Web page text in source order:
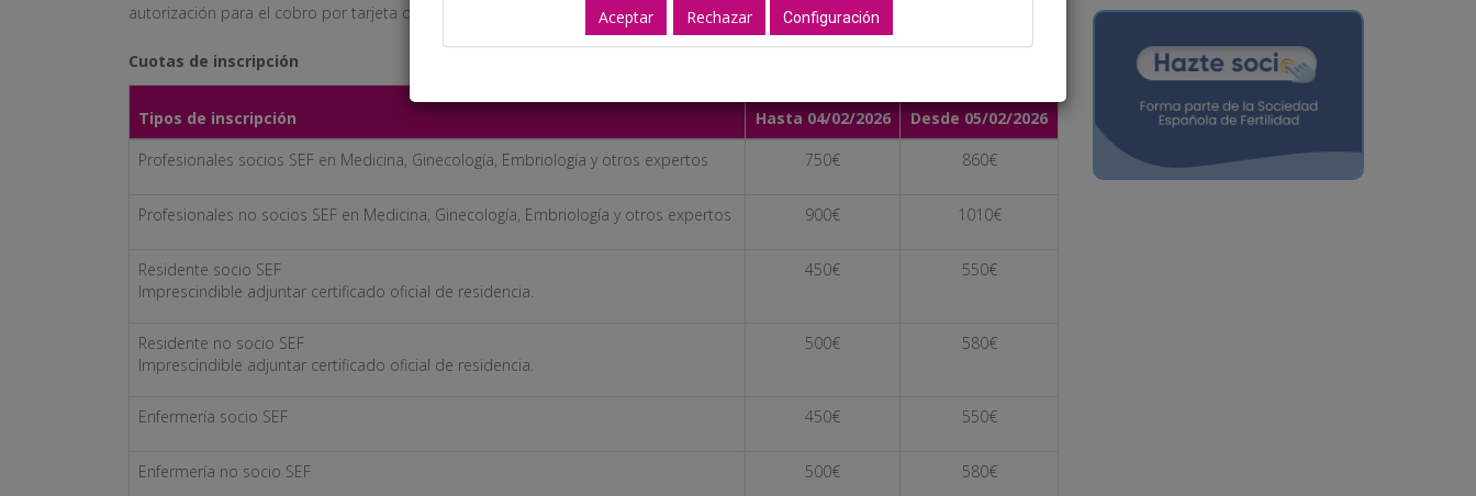
Configuración
autorización para el cobro por tarjeta de crédito.
Cuotas de inscripción
Tipos de inscripción Hasta 04/02/2026
Desde 05/02/2026
Profesionales socios SEF en Medicina, Ginecología, Embriología y otros expertos
750€ 860€
Profesionales no socios SEF en Medicina, Ginecología, Embriología y otros expertos 900€ 1010€
Residente socio SEF
Imprescindible adjuntar certificado oficial de residencia.
450€ 550€
Residente no socio SEF
Imprescindible adjuntar certificado oficial de residencia.
500€ 580€
Enfermería socio SEF 450€ 550€
Enfermería no socio SEF 500€ 580€